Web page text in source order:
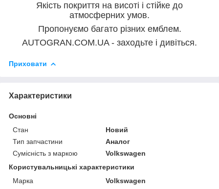
Якість покриття на висоті і стійке до
атмосферних умов.
Пропонуємо багато різних емблем.
AUTOGRAN.COM.UA - заходьте і дивіться.
Приховати
Характеристики
Основні
Стан
Новий
Тип запчастини
Аналог
Сумісність з маркою
Volkswagen
Користувальницькі характеристики
Марка
Volkswagen